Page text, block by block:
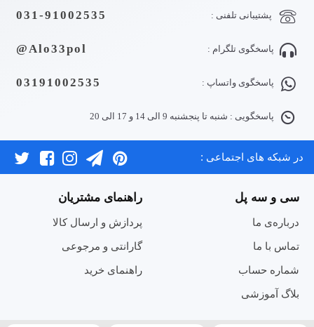
پشتیبانی تلفنی : 031-91002535
پاسخگوی تلگرام : Alo33pol@
پاسخگوی واتساپ : 03191002535
پاسخگویی : شنبه تا پنجشنبه 9 الی 14 و 17 الی 20
در شبکه های اجتماعی :
سی و سه پل
درباره‌ی ما
تماس با ما
شماره حساب
بلاگ آموزشی
راهنمای مشتریان
پردازش و ارسال کالا
گارانتی و مرجوعی
راهنمای خرید